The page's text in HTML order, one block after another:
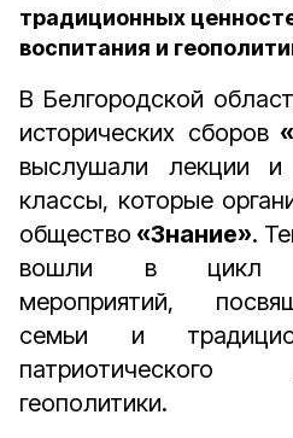
традиционных
воспитания и
В Белгородской
исторических сборов
выслушали лекции и
классы, которые
общество «Знание».
вошли в цикл
мероприятий,
семьи и
геополитики.